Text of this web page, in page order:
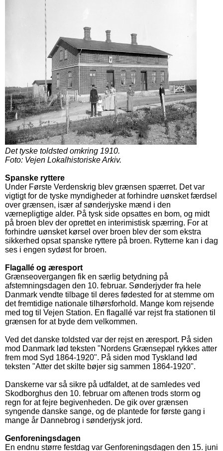
Det tyske toldsted omkring 1910.
Foto: Vejen Lokalhistoriske Arkiv.
Spanske ryttere
Under Første Verdenskrig blev grænsen spærret. Det var
vigtigt for de tyske myndigheder at forhindre uønsket færdsel
over grænsen, især af sønderjyske mænd i den
værnepligtige alder. På tysk side opsattes en bom, og midt
på broen blev der oprettet en interimistisk spærring. For at
forhindre uønsket kørsel over broen blev der som ekstra
sikkerhed opsat spanske ryttere på broen. Rytterne kan i dag
ses i engen sydøst for broen.
Flagallé og æresport
Grænseovergangen fik en særlig betydning på
afstemningsdagen den 10. februar. Sønderjyder fra hele
Danmark vendte tilbage til deres fødested for at stemme om
det fremtidige nationale tilhørsforhold. Mange kom rejsende
med tog til Vejen Station. En flagallé var rejst fra stationen til
grænsen for at byde dem velkommen.
Ved det danske toldsted var der rejst en æresport. På siden
mod Danmark lød teksten "Nordens Grænsepæl rykkes atter
frem mod Syd 1864-1920". På siden mod Tyskland lød
teksten "Atter det skilte bøjer sig sammen 1864-1920".
Danskerne var så sikre på udfaldet, at de samledes ved
Skodborghus den 10. februar om aftenen trods storm og
regn for at fejre begivenheden. De gik over grænsen
syngende danske sange, og de plantede for første gang i
mange år Dannebrog i sønderjysk jord.
Genforeningsdagen
En endnu større festdag var Genforeningsdagen den 15. juni